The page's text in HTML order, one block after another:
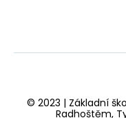
© 2023 | Základní
Radhoštěm,